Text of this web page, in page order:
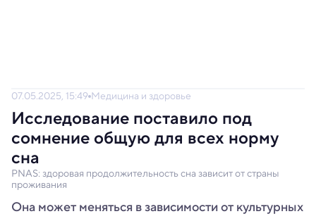
07.05.2025, 15:49 Медицина и здоровье
Исследование поставило под
сомнение общую для всех норму
сна
PNAS: здоровая продолжительность сна зависит от страны
проживания
Она может меняться в зависимости от культурных